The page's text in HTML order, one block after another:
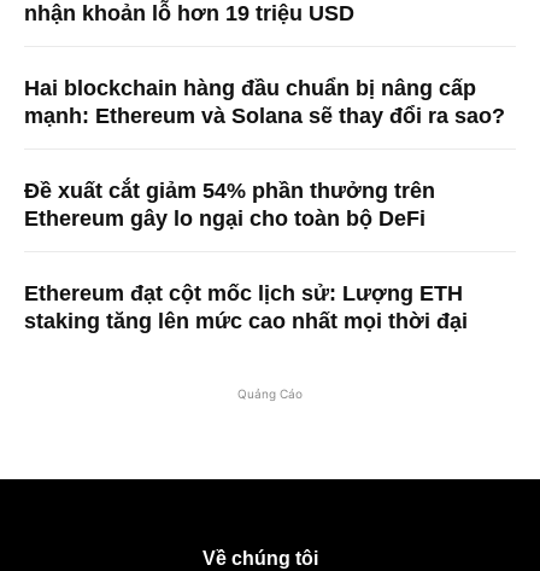
nhận khoản lỗ hơn 19 triệu USD
Hai blockchain hàng đầu chuẩn bị nâng cấp
mạnh: Ethereum và Solana sẽ thay đổi ra sao?
Đề xuất cắt giảm 54% phần thưởng trên
Ethereum gây lo ngại cho toàn bộ DeFi
Ethereum đạt cột mốc lịch sử: Lượng ETH
staking tăng lên mức cao nhất mọi thời đại
Quảng Cáo
Về chúng tôi